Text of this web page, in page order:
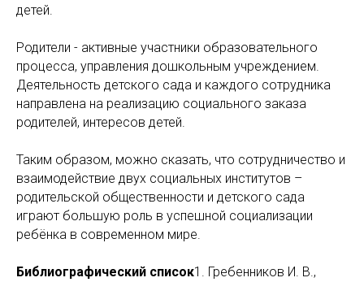
детей.
Родители - активные участники образовательного
процесса, управления дошкольным учреждением.
Деятельность детского сада и каждого сотрудника
направлена на реализацию социального заказа
родителей, интересов детей.
Таким образом, можно сказать, что сотрудничество и
взаимодействие двух социальных институтов –
родительской общественности и детского сада
играют большую роль в успешной социализации
ребёнка в современном мире.
Библиографический список1. Гребенников И. В.,